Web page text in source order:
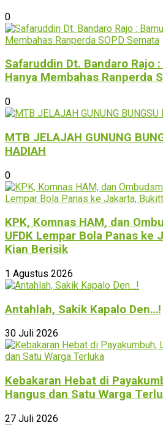
0
Safaruddin Dt. Bandaro Rajo :
Hanya Membahas Ranperda
0
MTB JELAJAH GUNUNG
HADIAH
0
KPK, Komnas HAM, dan
UFDK Lempar Bola Panas
Kian Berisik
1 Agustus 2026
Antahlah, Sakik Kapalo Den…!
30 Juli 2026
Kebakaran Hebat di
Hangus dan Satu Warga
27 Juli 2026